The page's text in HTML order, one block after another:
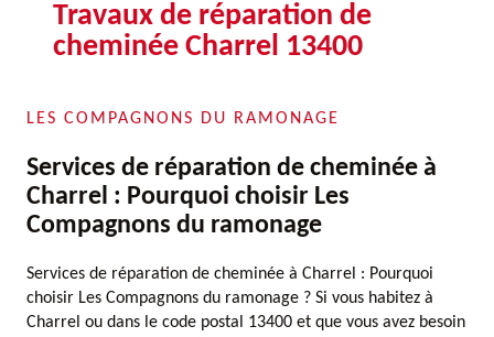
Travaux de réparation de
cheminée Charrel 13400
LES COMPAGNONS DU RAMONAGE
Services de réparation de cheminée à
Charrel : Pourquoi choisir Les
Compagnons du ramonage
Services de réparation de cheminée à Charrel : Pourquoi
choisir Les Compagnons du ramonage ? Si vous habitez à
Charrel ou dans le code postal 13400 et que vous avez besoin